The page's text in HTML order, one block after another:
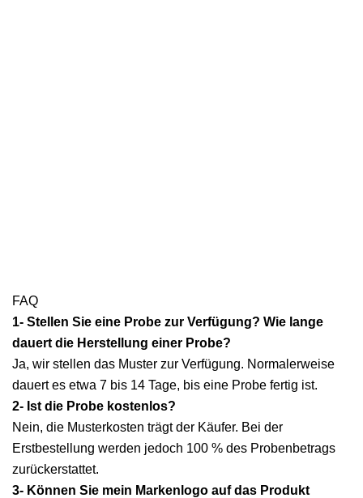
FAQ
1- Stellen Sie eine Probe zur Verfügung? Wie lange
dauert die Herstellung einer Probe?
Ja, wir stellen das Muster zur Verfügung. Normalerweise
dauert es etwa 7 bis 14 Tage, bis eine Probe fertig ist.
2- Ist die Probe kostenlos?
Nein, die Musterkosten trägt der Käufer. Bei der
Erstbestellung werden jedoch 100 % des Probenbetrags
zurückerstattet.
3- Können Sie mein Markenlogo auf das Produkt